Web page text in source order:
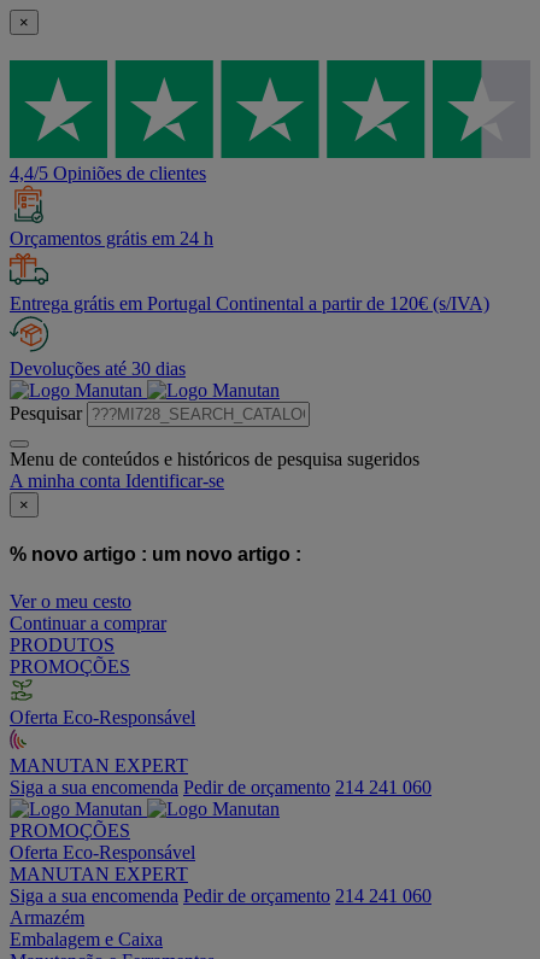
×
4,4/5 Opiniões de clientes
Orçamentos grátis em 24 h
Entrega grátis em Portugal Continental a partir de 120€ (s/IVA)
Devoluções até 30 dias
Pesquisar
Menu de conteúdos e históricos de pesquisa sugeridos
A minha conta Identificar-se
×
% novo artigo : um novo artigo :
Ver o meu cesto
Continuar a comprar
PRODUTOS
PROMOÇÕES
Oferta Eco-Responsável
MANUTAN EXPERT
Siga a sua encomenda Pedir de orçamento 214 241 060
PROMOÇÕES
Oferta Eco-Responsável
MANUTAN EXPERT
Siga a sua encomenda Pedir de orçamento 214 241 060
Armazém
Embalagem e Caixa